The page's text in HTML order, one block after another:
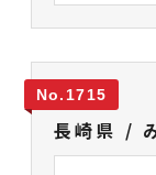
1715
長崎県 /